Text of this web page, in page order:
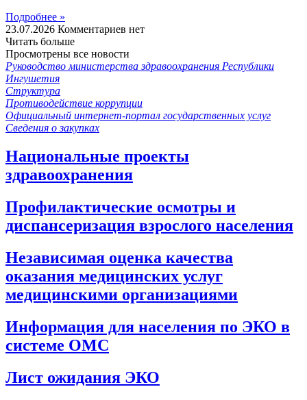
Подробнее »
23.07.2026 Комментариев нет
Читать больше
Просмотрены все новости
Руководство министерства здравоохранения Республики
Ингушетия
Структура
Противодействие коррупции
Официальный интернет-портал государственных услуг
Сведения о закупках
Национальные проекты
здравоохранения
Профилактические осмотры и
диспансеризация взрослого населения
Независимая оценка качества
оказания медицинских услуг
медицинскими организациями
Информация для населения по ЭКО в
системе ОМС
Лист ожидания ЭКО